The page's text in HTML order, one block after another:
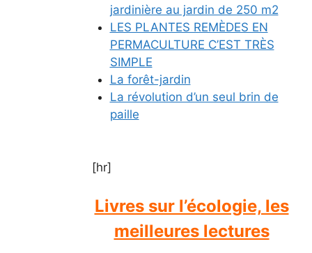
jardinière au jardin de 250 m2
LES PLANTES REMÈDES EN
PERMACULTURE C’EST TRÈS
SIMPLE
La forêt-jardin
La révolution d’un seul brin de
paille
[hr]
Livres sur l’écologie, les
meilleures lectures